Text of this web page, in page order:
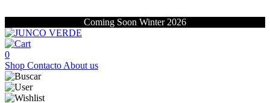
Coming Soon Winter 2026
0
Shop Contacto About us